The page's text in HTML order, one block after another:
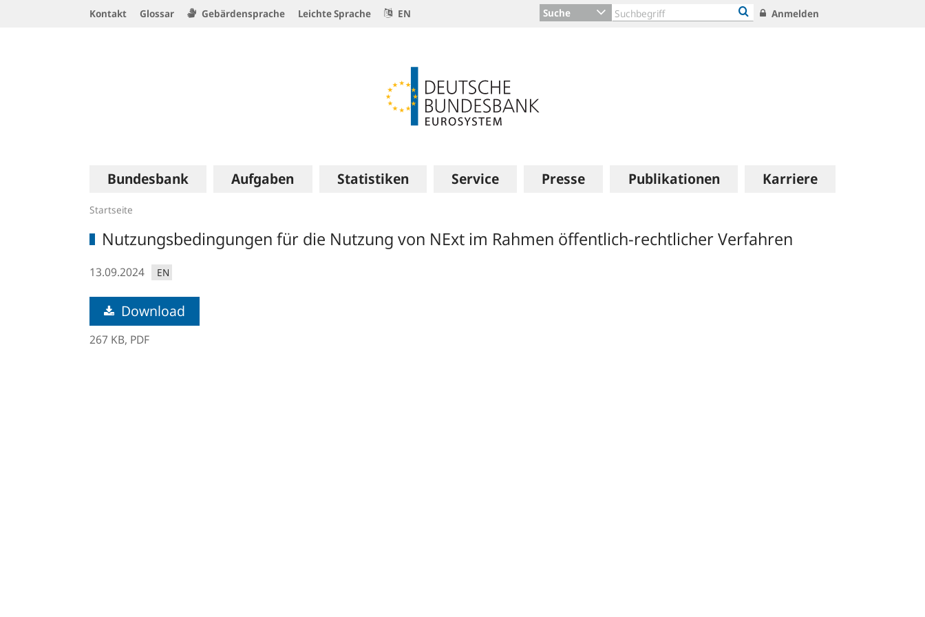
Kontakt Glossar Gebärdensprache Leichte Sprache EN Suche Anmelden
Hauptnavigation
Bundesbank Aufgaben Statistiken Service Presse Publikationen Karriere
Startseite
Nutzungsbedingungen für die Nutzung von NExt im Rahmen öffentlich-rechtlicher Verfahren
13.09.2024 EN
Download
267 KB, PDF